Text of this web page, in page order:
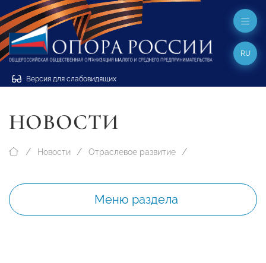
Версия для слабовидящих
RU
НОВОСТИ
Новости Отраслевое развитие
Меню раздела